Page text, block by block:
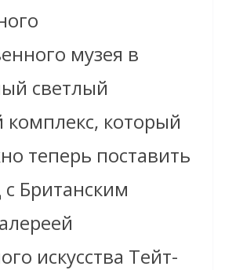
музея в
светлый
комплекс, который
теперь поставить
Британским
искусства Тейт-